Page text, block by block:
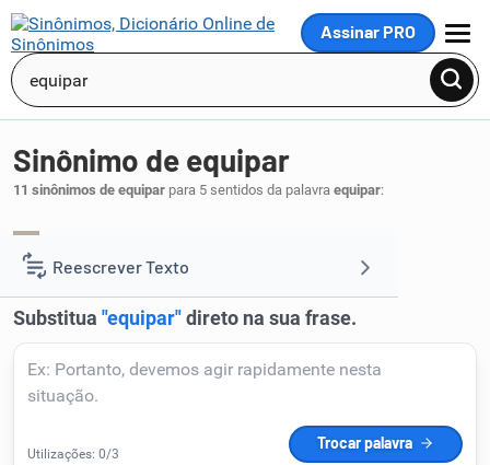
Assinar PRO
MENU
Reescrever Texto
Resumir Texto
Corrigir Texto
Detector de IA
Sinônimo de equipar
11 sinônimos de equipar para 5 sentidos da palavra equipar: